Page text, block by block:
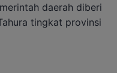
daerah diberi
tingkat provinsi